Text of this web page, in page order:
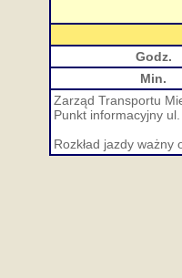
Godz.
Min.
Zarząd Transportu
Punkt informacyjny
Rozkład jazdy ważny